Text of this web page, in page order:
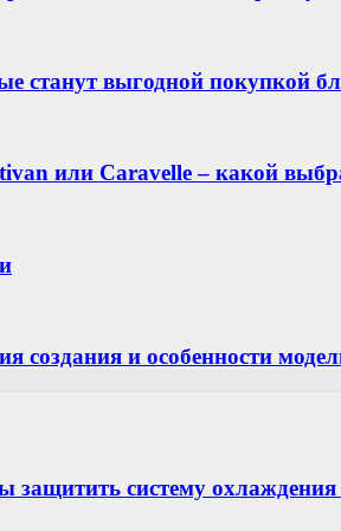
станут выгодной покупкой
или Caravelle – какой
создания и особенности
систему